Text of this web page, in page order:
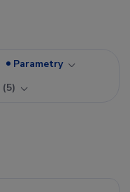
Parametry
5